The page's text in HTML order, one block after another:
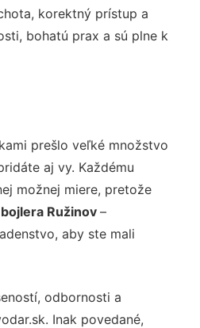
korektný prístup a
bohatú prax a sú plne k
prešlo veľké množstvo
aj vy. Každému
možnej miere, pretože
Ružinov–
aby ste mali
odbornosti a
Inak povedané,